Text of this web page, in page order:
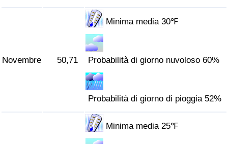
Novembre 50,71
Minima media 30℉
Probabilità di giorno nuvoloso 60%
Probabilità di giorno di pioggia 52%
Minima media 25℉